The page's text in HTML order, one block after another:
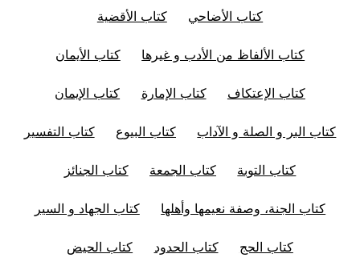
كتاب الأضاحي كتاب الأقضية
كتاب الألفاظ من الأدب و غيرها كتاب الأيمان
كتاب الإعتكاف كتاب الإمارة كتاب الإيمان
كتاب البر و الصلة و الآداب كتاب البيوع كتاب التفسير
كتاب التوبة كتاب الجمعة كتاب الجنائز
كتاب الجنة، وصفة نعيمها وأهلها كتاب الجهاد و السير
كتاب الحج كتاب الحدود كتاب الحيض